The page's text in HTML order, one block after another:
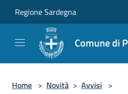
Regione Sardegna
Comune di
Home > Novità > Avvisi >